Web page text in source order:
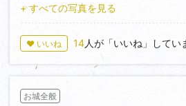
南九州市でお馴染みのメジャー
こから南に直線距離1.7kmに柴立
で70ｍ角程度の大きさで外周に
東西を当時の大手口～搦手口を
のまま残っています。城と付い
+ すべての写真を見る
♥ いいね 14人が「いいね」してい
お城全般